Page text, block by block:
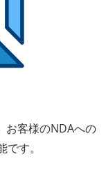
お客様のNDAへの
す。